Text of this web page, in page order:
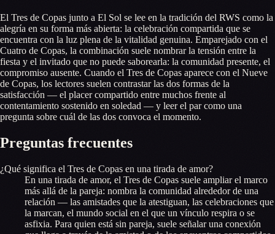
El Tres de Copas junto a El Sol se lee en la tradición del RWS como la
alegría en su forma más abierta: la celebración compartida que se
encuentra con la luz plena de la vitalidad genuina. Emparejado con el
Cuatro de Copas, la combinación suele nombrar la tensión entre la
fiesta y el invitado que no puede saborearla: la comunidad presente, el
compromiso ausente. Cuando el Tres de Copas aparece con el Nueve
de Copas, los lectores suelen contrastar las dos formas de la
satisfacción — el placer compartido entre muchos frente al
contentamiento sostenido en soledad — y leer el par como una
pregunta sobre cuál de las dos convoca el momento.
Preguntas frecuentes
¿Qué significa el Tres de Copas en una tirada de amor?
En una tirada de amor, el Tres de Copas suele ampliar el marco
más allá de la pareja: nombra la comunidad alrededor de una
relación — las amistades que la atestiguan, las celebraciones que
la marcan, el mundo social en el que un vínculo respira o se
asfixia. Para quien está sin pareja, suele señalar una conexión